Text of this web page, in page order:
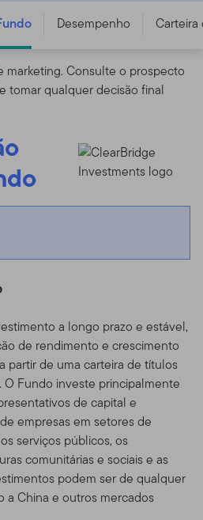
Desempenho
marketing. Consulte o prospecto
tomar qualquer decisão final
a longo prazo e estável,
de rendimento e crescimento
partir de uma carteira de títulos
Fundo investe principalmente
de capital e
empresas em setores de
serviços públicos, os
comunitárias e sociais e as
podem ser de qualquer
a China e outros mercados